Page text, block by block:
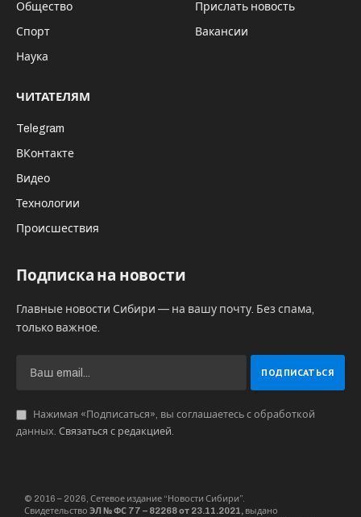
Общество
Спорт
Наука
Прислать новость
Вакансии
ЧИТАТЕЛЯМ
Telegram
ВКонтакте
Видео
Технологии
Происшествия
Подписка на новости
Главные новости Сибири — на вашу почту. Без спама,
только важное.
Нажимая «Подписаться», вы соглашаетесь с обработкой
данных. Связаться с редакцией.
© 2016 – 2026, Сетевое издание “Новости Сибири”.
Свидетельство ЭЛ № ФС 77 – 82268 от 23.11.2021, выдано